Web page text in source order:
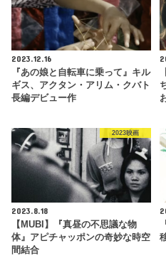
2023.12.16
『あの娘と自転車に乗って』キル
ギス、アクタン・アリム・クバト
長編デビュー作
2023映画
2023.8.18
【MUBI】『真昼の不思議な物
体』アピチャッポンの奇妙な時空
間結合